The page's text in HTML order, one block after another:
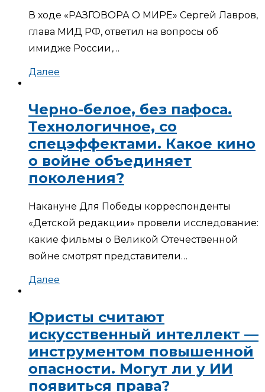
В ходе «РАЗГОВОРА О МИРЕ» Сергей Лавров,
глава МИД РФ, ответил на вопросы об
имидже России,…
Далее
Черно-белое, без пафоса.
Технологичное, со
спецэффектами. Какое кино
о войне объединяет
поколения?
Накануне Для Победы корреспонденты
«Детской редакции» провели исследование:
какие фильмы о Великой Отечественной
войне смотрят представители…
Далее
Юристы считают
искусственный интеллект —
инструментом повышенной
опасности. Могут ли у ИИ
появиться права?